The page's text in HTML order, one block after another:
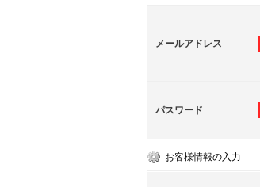
メールアドレス
パスワード
お客様情報の入力